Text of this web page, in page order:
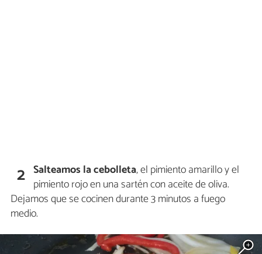
2 Salteamos la cebolleta, el pimiento amarillo y el
pimiento rojo en una sartén con aceite de oliva.
Dejamos que se cocinen durante 3 minutos a fuego
medio.